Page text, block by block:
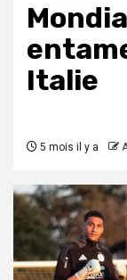
Italie
5 mois il y a